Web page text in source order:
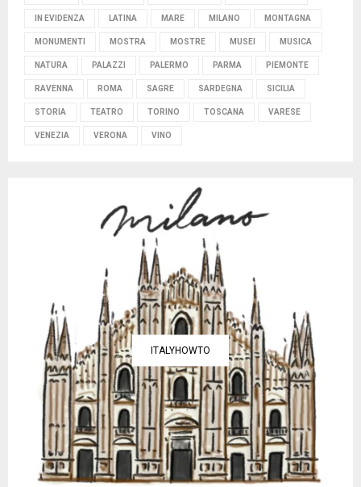
IN EVIDENZA LATINA MARE MILANO MONTAGNA
MONUMENTI MOSTRA MOSTRE MUSEI MUSICA
NATURA PALAZZI PALERMO PARMA PIEMONTE
RAVENNA ROMA SAGRE SARDEGNA SICILIA
STORIA TEATRO TORINO TOSCANA VARESE
VENEZIA VERONA VINO
ITALYHOWTO